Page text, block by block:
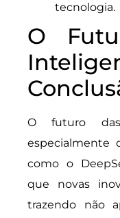
tecnologia.
O
O futuro
especialmente
como o
que novas
trazendo não